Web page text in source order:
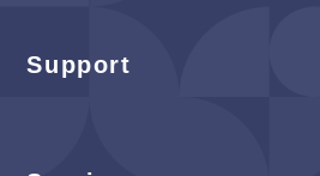
Support